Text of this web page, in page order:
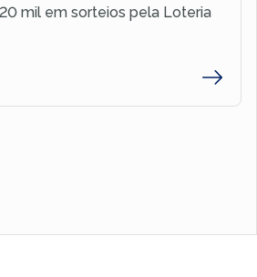
mil em sorteios pela Loteria